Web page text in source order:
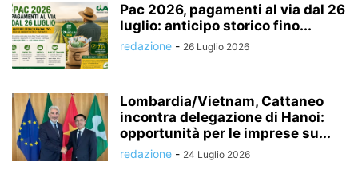
Pac 2026, pagamenti al via dal 26
luglio: anticipo storico fino...
redazione - 26 Luglio 2026
Lombardia/Vietnam, Cattaneo
incontra delegazione di Hanoi:
opportunità per le imprese su...
redazione - 24 Luglio 2026